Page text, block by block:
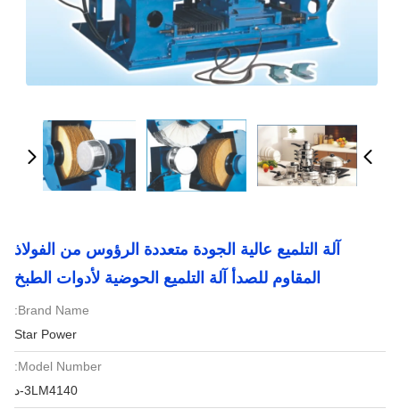
آلة التلميع عالية الجودة متعددة الرؤوس من الفولاذ
المقاوم للصدأ آلة التلميع الحوضية لأدوات الطبخ
Brand Name:
Star Power
Model Number:
3LM4140-د